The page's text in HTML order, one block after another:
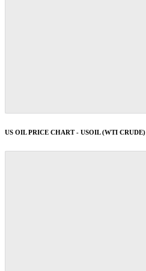
US OIL PRICE CHART - USOIL (WTI CRUDE)